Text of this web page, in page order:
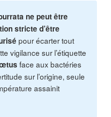
ne peut être
stricte d’être
pour écarter tout
vigilance sur l’étiquette
face aux bactéries
sur l’origine, seule
assainit